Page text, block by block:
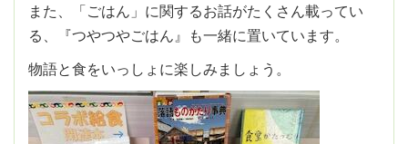
また、「ごはん」に関するお話がたくさん載ってい
る、『つやつやごはん』も一緒に置いています。
物語と食をいっしょに楽しみましょう。